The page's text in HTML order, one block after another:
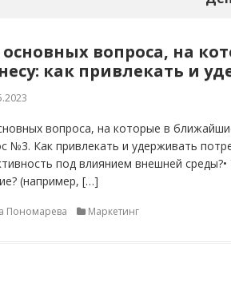
вопроса, на
как привлекать и
вопроса, на которые в
№3. Как привлекать и удерживать
под влиянием внешней
(например, […]
Пономарева Маркетинг